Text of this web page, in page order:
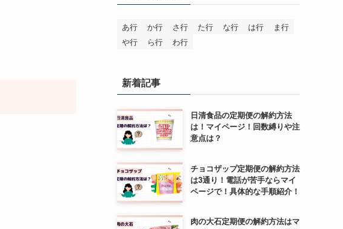
あ行 か行 さ行 た行 な行 は行
ま行
や行
ら行 わ行
新着記事
日清食品の定期便の解約方法
は！マイページ！回数縛りや注
意点は？
チョコザップ定期便の解約方法
は3通り！電話が苦手ならマイ
ページで！具体的な手順紹介！
肉の大石定期便の解約方法はマ